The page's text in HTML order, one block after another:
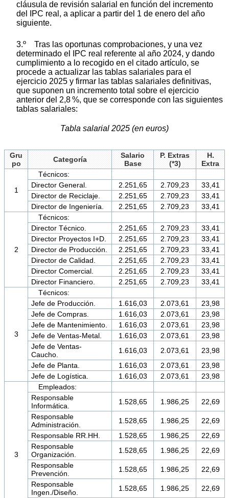
cláusula de revisión salarial en función del incremento
del IPC real, a aplicar a partir del 1 de enero del año
siguiente.
3.º Tras las oportunas comprobaciones, y una vez
determinado el IPC real referente al año 2024, y dando
cumplimiento a lo recogido en el citado artículo, se
procede a actualizar las tablas salariales para el
ejercicio 2025 y firmar las tablas salariales definitivas,
que suponen un incremento total sobre el ejercicio
anterior del 2,8 %, que se corresponde con las siguientes
tablas salariales:
Tabla salarial 2025 (en euros)
Gru
po
Categoría
Salario
Base
P. Extras
(*3)
H.
Extra
1
Técnicos:
Director General.
2.251,65 2.709,23
33,41
Director de Reciclaje.
2.251,65 2.709,23
33,41
Director de Ingeniería.
2.251,65 2.709,23 33,41
2
Técnicos:
Director Técnico.
2.251,65 2.709,23
33,41
Director Proyectos I+D.
2.251,65 2.709,23
33,41
Director de Producción.
2.251,65 2.709,23
33,41
Director de Calidad.
2.251,65 2.709,23
33,41
Director Comercial.
2.251,65 2.709,23
33,41
Director Financiero.
2.251,65 2.709,23 33,41
3
Técnicos:
Jefe de Producción.
1.616,03 2.073,61
23,98
Jefe de Compras.
1.616,03 2.073,61
23,98
Jefe de Mantenimiento.
1.616,03 2.073,61
23,98
Jefe de Ventas-Metal.
1.616,03 2.073,61
23,98
Jefe de Ventas-
Caucho.
1.616,03 2.073,61
23,98
Jefe de Planta.
1.616,03 2.073,61
23,98
Jefe de Logística.
1.616,03 2.073,61 23,98
3
Empleados:
Responsable
Informática.
1.528,65 1.986,25
22,69
Responsable
Administración.
1.528,65 1.986,25
22,69
Responsable RR.HH.
1.528,65 1.986,25
22,69
Responsable
Organización.
1.528,65 1.986,25
22,69
Responsable
Prevención.
1.528,65 1.986,25
22,69
Responsable
Ingen./Diseño.
1.528,65 1.986,25
22,69